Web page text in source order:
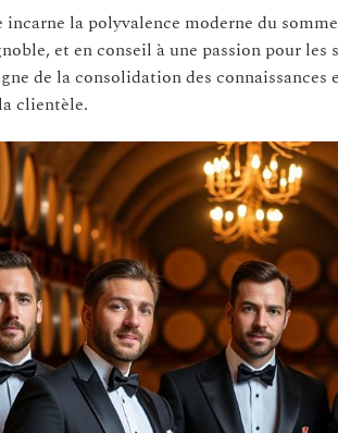
la polyvalence moderne du
et en conseil à une passion pour
de la consolidation des
clientèle.